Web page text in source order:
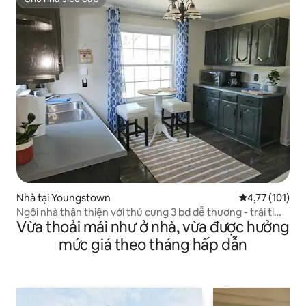
Chủ nhà siêu cấp
Nhà tại Youngstown Xếp hạng
4,77 (101)
Ngôi nhà thân thiện với thú cưng 3 bd dễ thương - trái tim
của Boardman!
Vừa thoải mái như ở nhà, vừa được hưởng
mức giá theo tháng hấp dẫn